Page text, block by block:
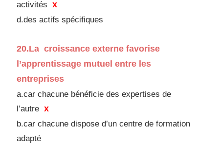
activités x
d.des actifs spécifiques
20.La croissance externe favorise
l’apprentissage mutuel entre les
entreprises
a.car chacune bénéficie des expertises de
l’autre x
b.car chacune dispose d’un centre de formation
adapté